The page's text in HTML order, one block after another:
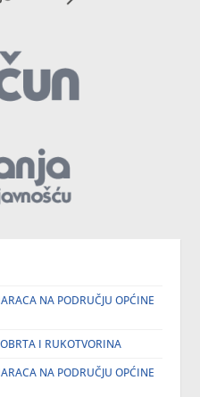
NA PODRUČJU OPĆINE
I RUKOTVORINA
NA PODRUČJU OPĆINE